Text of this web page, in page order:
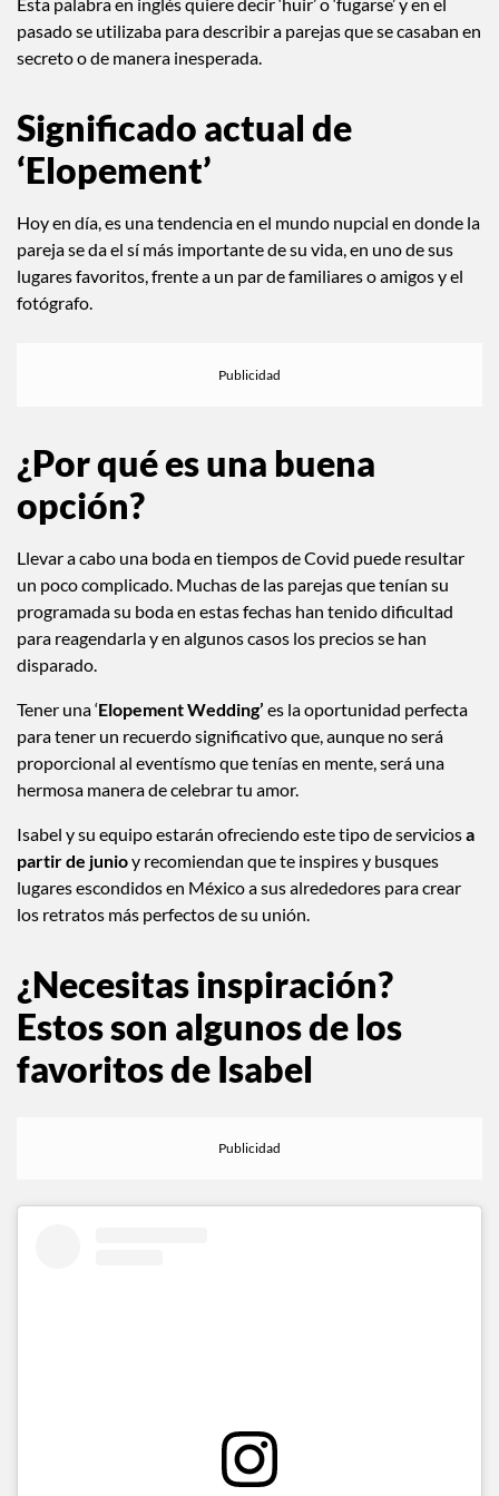
Esta palabra en inglés quiere decir ‘huir’ o ‘fugarse’ y en el
pasado se utilizaba para describir a parejas que se casaban en
Significado actual de
‘Elopement’
Hoy en día, es una tendencia en el mundo nupcial en donde la
pareja se da el sí más importante de su vida, en uno de sus
lugares favoritos, frente a un par de familiares o amigos y el
¿Por qué es una buena
opción?
Llevar a cabo una boda en tiempos de Covid puede resultar
un poco complicado. Muchas de las parejas que tenían su
programada su boda en estas fechas han tenido dificultad
para reagendarla y en algunos casos los precios se han
Tener una ‘ Elopement Wedding’es la oportunidad perfecta
para tener un recuerdo significativo que, aunque no será
proporcional al eventísmo que tenías en mente, será una
Isabel y su equipo estarán ofreciendo este tipo de servicios
partir de junioy recomiendan que te inspires y busques
lugares escondidos en México a sus alrededores para crear
¿Necesitas inspiración?
Estos son algunos de los
favoritos de Isabel